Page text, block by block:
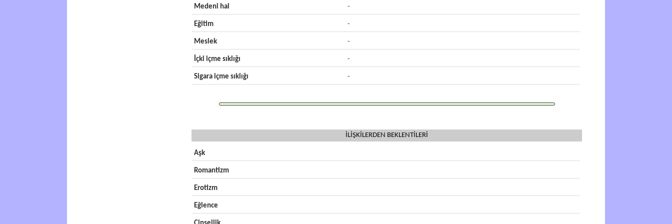
Medeni hal -
Eğitim -
Meslek -
İçki içme sıklığı -
Sigara içme sıklığı -
İLİŞKİLERDEN BEKLENTİLERİ
Aşk
Romantizm
Erotizm
Eğlence